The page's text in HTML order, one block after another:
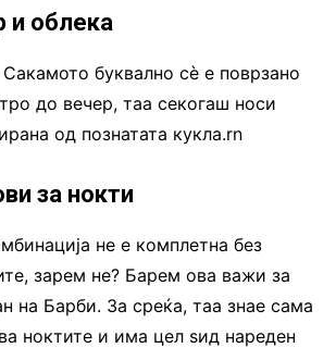
и облека
буквално сè е поврзано
до вечер, таа секогаш носи
од познатата кукла.rn
за нокти
не е комплетна без
зарем не? Барем ова важи за
на Барби. За среќа, таа знае сама
ноктите и има цел ѕид нареден